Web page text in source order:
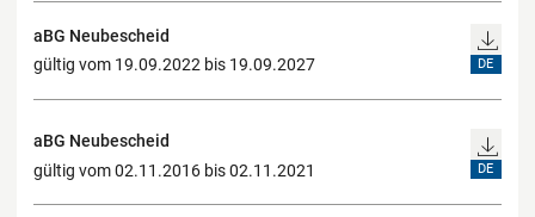
aBG Neubescheid
gültig vom 19.09.2022 bis 19.09.2027
DE
aBG Neubescheid
gültig vom 02.11.2016 bis 02.11.2021
DE